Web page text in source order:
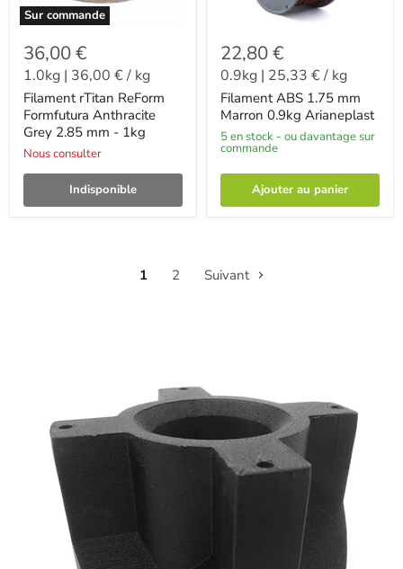
Sur commande
36,00 €
1.0kg | 36,00 €/ kg
Filament rTitan ReForm
Formfutura Anthracite
Grey 2.85 mm - 1kg
Nous consulter
Indisponible
22,80 €
0.9kg | 25,33 €/ kg
Filament ABS 1.75 mm
Marron 0.9kg Arianeplast
5 en stock - ou davantage sur
commande
Ajouter au panier
1 2 Suivant